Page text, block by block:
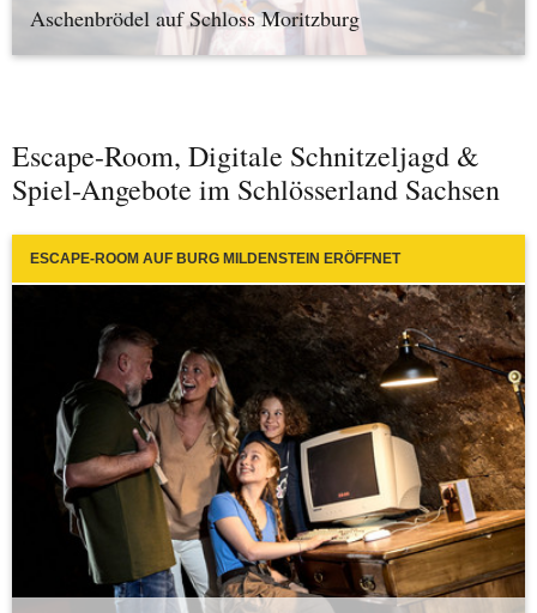
Aschenbrödel auf Schloss Moritzburg
Escape-Room, Digitale Schnitzeljagd &
Spiel-Angebote im Schlösserland Sachsen
ESCAPE-ROOM AUF BURG MILDENSTEIN ERÖFFNET